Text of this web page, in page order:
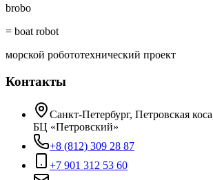
brobo
= boat robot
морской робототехнический проект
Контакты
Санкт-Петербург, Петровская
БЦ «Петровский»
+8 (812) 309 28 87
+7 901 312 53 60